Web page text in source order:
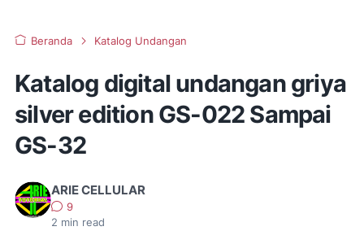
Beranda Katalog Undangan
Katalog digital undangan griya
silver edition GS-022 Sampai
GS-32
ARIE CELLULAR
9
2 min read